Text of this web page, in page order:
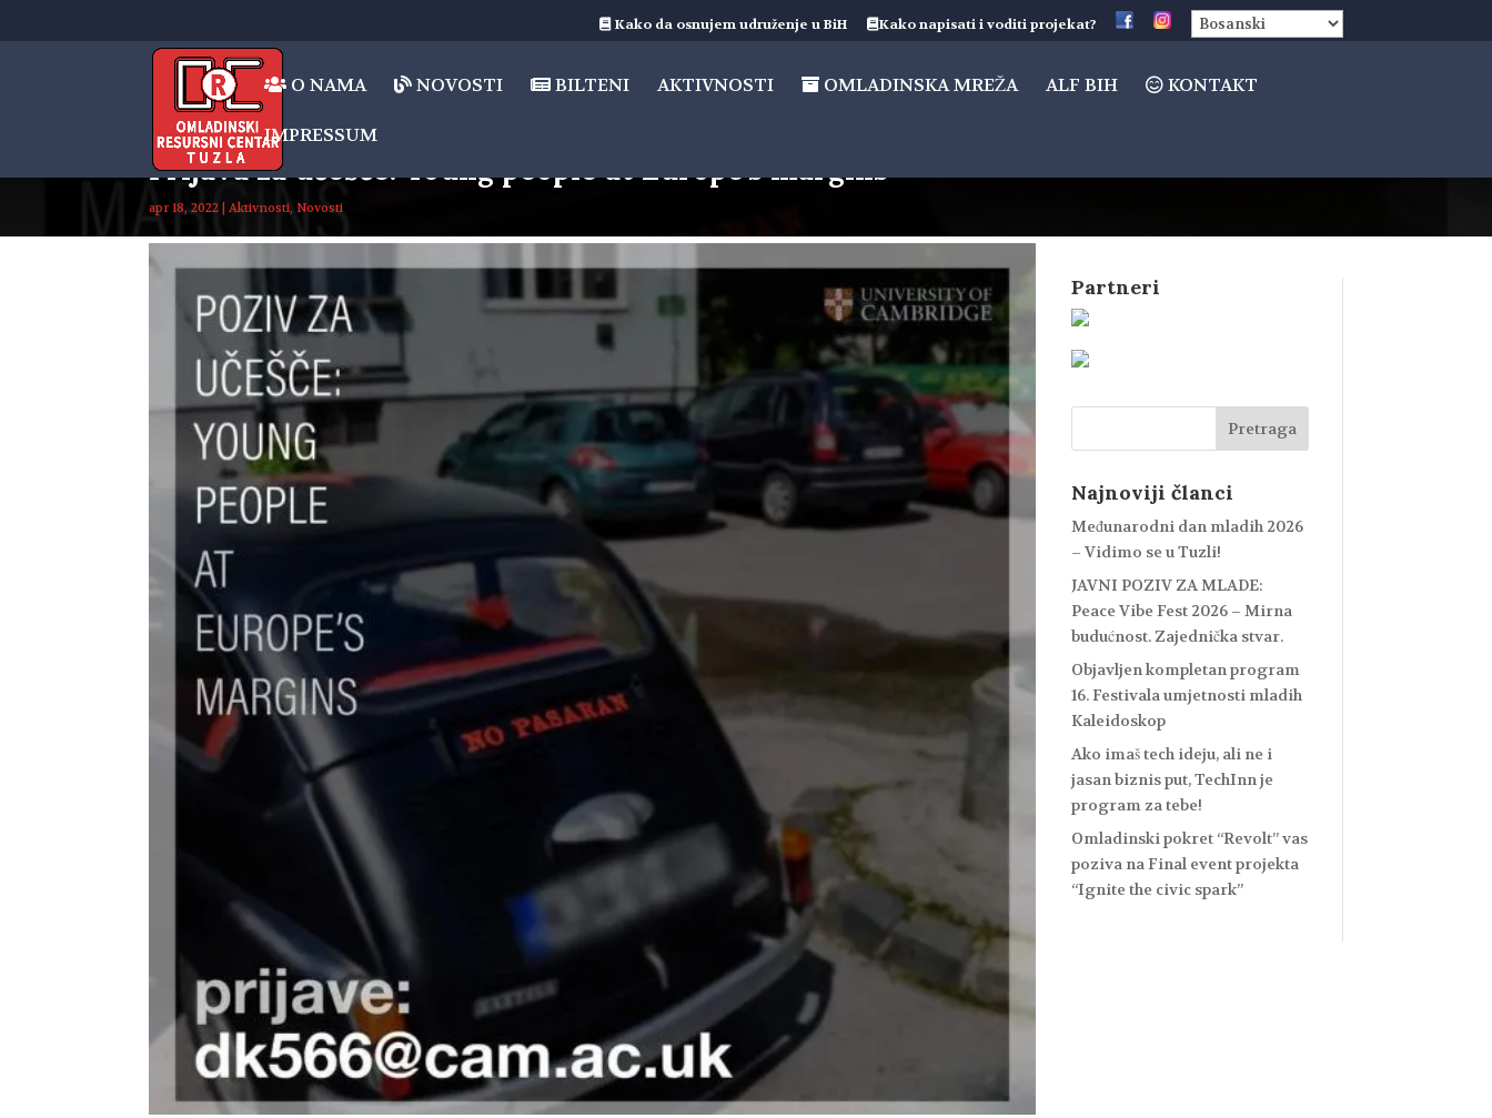
Kako da osnujem udruženje u BiH Kako napisati i voditi projekat?
O NAMA NOVOSTI BILTENI AKTIVNOSTI OMLADINSKA MREŽA ALF BIH KONTAKT
IMPRESSUM
Prijava za učešće: Young people at Europe's margins
apr 18, 2022 |Aktivnosti,Novosti
Partneri
Najnoviji članci
Međunarodni dan mladih 2026
– Vidimo se u Tuzli!
JAVNI POZIV ZA MLADE:
Peace Vibe Fest 2026 – Mirna
budućnost. Zajednička stvar.
Objavljen kompletan program
16. Festivala umjetnosti mladih
Kaleidoskop
Ako imaš tech ideju, ali ne i
jasan biznis put, TechInn je
program za tebe!
Omladinski pokret “Revolt” vas
poziva na Final event projekta
“Ignite the civic spark”